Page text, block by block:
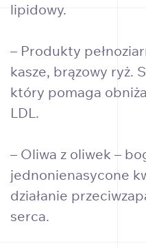
lipidowy.
– Produkty
kasze, brązowy ryż.
który pomaga
LDL.
– Oliwa z oliwek –
jednonienasycone
działanie
serca.